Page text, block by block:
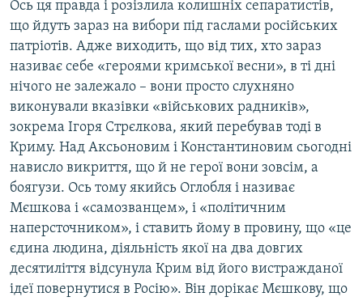
Ось ця правда і розізлила колишніх сепаратистів,
що йдуть зараз на вибори під гаслами російських
патріотів. Адже виходить, що від тих, хто зараз
називає себе «героями кримської весни», в ті дні
нічого не залежало – вони просто слухняно
виконували вказівки «військових радників»,
зокрема Ігоря Стрєлкова, який перебував тоді в
Криму. Над Аксьоновим і Константиновим сьогодні
нависло викриття, що й не герої вони зовсім, а
боягузи. Ось тому якийсь Оглобля і називає
Мєшкова і «самозванцем», і «політичним
наперсточником», і ставить йому в провину, що «це
єдина людина, діяльність якої на два довгих
десятиліття відсунула Крим від його вистражданої
ідеї повернутися в Росію». Він дорікає Мєшкову, що